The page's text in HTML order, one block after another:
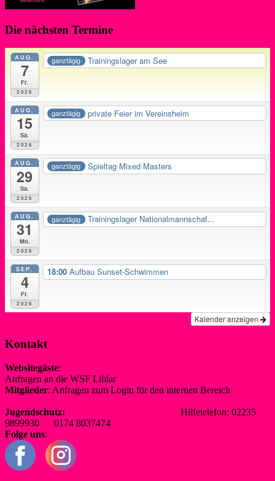
Die nächsten Termine
AUG.
7
Fr.
2026
ganztägig Trainingslager am See
AUG.
15
Sa.
2026
ganztägig private Feier im Vereinsheim
AUG.
29
Sa.
2026
ganztägig Spieltag Mixed Masters
AUG.
31
Mo.
2026
ganztägig Trainingslager Nationalmannschaf...
SEP.
4
Fr.
2026
18:00 Aufbau Sunset-Schwimmen
Kalender anzeigen
Kontakt
Websitegäste:
Anfragen an die WSF Liblar
Mitglieder: Anfragen zum Login für den internen Bereich
Jugendschutz:
Hilfetelefon: 02235
9899930 0174 8037474
Folge uns: